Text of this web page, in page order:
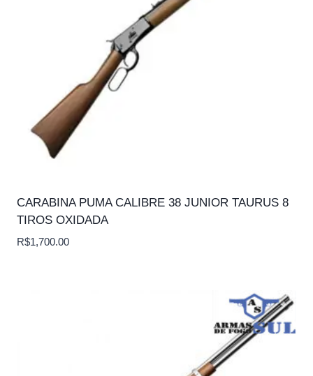
CARABINA PUMA CALIBRE 38 JUNIOR TAURUS 8
TIROS OXIDADA
R$1,700.00